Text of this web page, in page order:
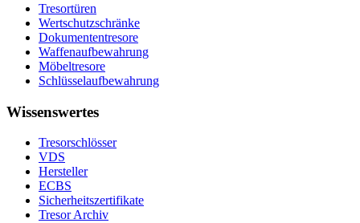
Tresortüren
Wertschutzschränke
Dokumententresore
Waffenaufbewahrung
Möbeltresore
Schlüsselaufbewahrung
Wissenswertes
Tresorschlösser
VDS
Hersteller
ECBS
Sicherheitszertifikate
Tresor Archiv